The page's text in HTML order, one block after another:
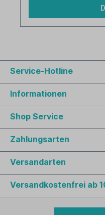
Service-Hotline
Informationen
Shop Service
Zahlungsarten
Versandarten
Versandkostenfrei ab